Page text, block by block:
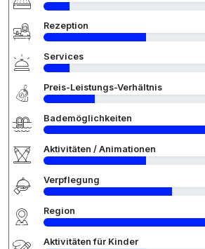
Rezeption
Services
Preis-Leistungs-Verhältnis
Bademöglichkeiten
Aktivitäten / Animationen
Verpflegung
Region
Aktivitäten für Kinder